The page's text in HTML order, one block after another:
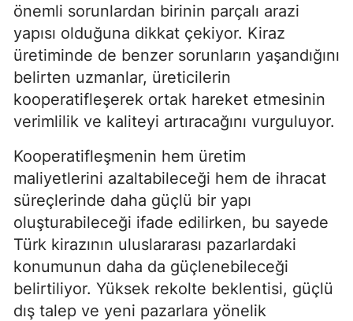
önemli sorunlardan birinin parçalı arazi
yapısı olduğuna dikkat çekiyor. Kiraz
üretiminde de benzer sorunların yaşandığını
belirten uzmanlar, üreticilerin
kooperatifleşerek ortak hareket etmesinin
verimlilik ve kaliteyi artıracağını vurguluyor.
Kooperatifleşmenin hem üretim
maliyetlerini azaltabileceği hem de ihracat
süreçlerinde daha güçlü bir yapı
oluşturabileceği ifade edilirken, bu sayede
Türk kirazının uluslararası pazarlardaki
konumunun daha da güçlenebileceği
belirtiliyor. Yüksek rekolte beklentisi, güçlü
dış talep ve yeni pazarlara yönelik